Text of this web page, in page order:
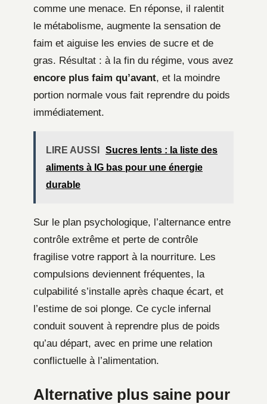
comme une menace. En réponse, il ralentit
le métabolisme, augmente la sensation de
faim et aiguise les envies de sucre et de
gras. Résultat : à la fin du régime, vous avez
encore plus faim qu’avant, et la moindre
portion normale vous fait reprendre du poids
immédiatement.
LIRE AUSSI
Sucres lents : la liste des
aliments à IG bas pour une énergie
durable
Sur le plan psychologique, l’alternance entre
contrôle extrême et perte de contrôle
fragilise votre rapport à la nourriture. Les
compulsions deviennent fréquentes, la
culpabilité s’installe après chaque écart, et
l’estime de soi plonge. Ce cycle infernal
conduit souvent à reprendre plus de poids
qu’au départ, avec en prime une relation
conflictuelle à l’alimentation.
Alternative plus saine pour